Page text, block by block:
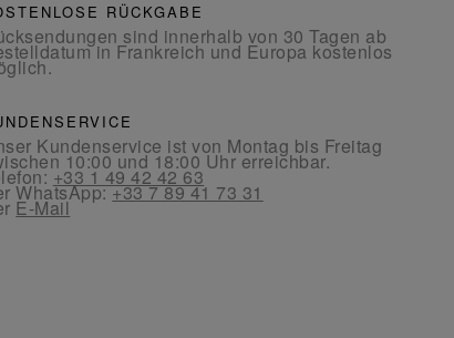
RÜCKGABE
sind innerhalb von 30 Tagen ab
in Frankreich und Europa kostenlos
Kundenservice ist von Montag bis Freitag
10:00 und 18:00 Uhr erreichbar.
+33 1 49 42 42 63
WhatsApp:+33 7 89 41 73 31
E-Mail